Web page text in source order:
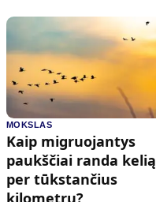
MOKSLAS
Kaip migruojantys
paukščiai randa kelią
per tūkstančius
kilometrų?